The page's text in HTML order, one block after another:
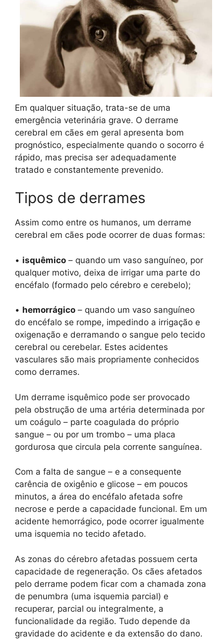
Em qualquer situação, trata-se de uma
emergência veterinária grave. O derrame
cerebral em cães em geral apresenta bom
prognóstico, especialmente quando o socorro é
rápido, mas precisa ser adequadamente
tratado e constantemente prevenido.
Tipos de derrames
Assim como entre os humanos, um derrame
cerebral em cães pode ocorrer de duas formas:
• isquêmico – quando um vaso sanguíneo, por
qualquer motivo, deixa de irrigar uma parte do
encéfalo (formado pelo cérebro e cerebelo);
• hemorrágico – quando um vaso sanguíneo
do encéfalo se rompe, impedindo a irrigação e
oxigenação e derramando o sangue pelo tecido
cerebral ou cerebelar. Estes acidentes
vasculares são mais propriamente conhecidos
como derrames.
Um derrame isquêmico pode ser provocado
pela obstrução de uma artéria determinada por
um coágulo – parte coagulada do próprio
sangue – ou por um trombo – uma placa
gordurosa que circula pela corrente sanguínea.
Com a falta de sangue – e a consequente
carência de oxigênio e glicose – em poucos
minutos, a área do encéfalo afetada sofre
necrose e perde a capacidade funcional. Em um
acidente hemorrágico, pode ocorrer igualmente
uma isquemia no tecido afetado.
As zonas do cérebro afetadas possuem certa
capacidade de regeneração. Os cães afetados
pelo derrame podem ficar com a chamada zona
de penumbra (uma isquemia parcial) e
recuperar, parcial ou integralmente, a
funcionalidade da região. Tudo depende da
gravidade do acidente e da extensão do dano.